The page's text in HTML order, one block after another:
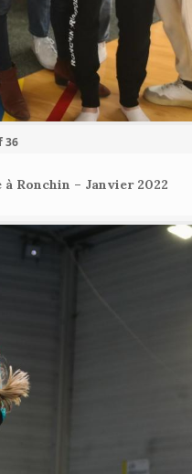
36
Ronchin – Janvier 2022